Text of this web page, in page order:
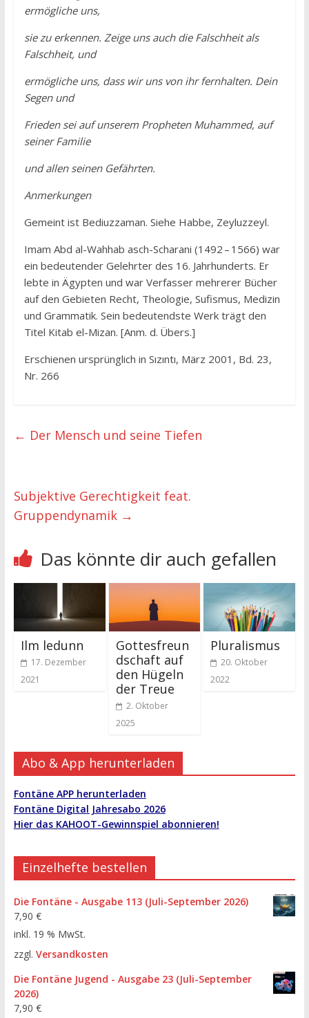
ermögliche uns,
sie zu erkennen. Zeige uns auch die Falschheit als
Falschheit, und
ermögliche uns, dass wir uns von ihr fernhalten. Dein
Segen und
Frieden sei auf unserem Propheten Muhammed, auf
seiner Familie
und allen seinen Gefährten.
Anmerkungen
Gemeint ist Bediuzzaman. Siehe Habbe, Zeyluzzeyl.
Imam Abd al-Wahhab asch-Scharani (1492 – 1566) war
ein bedeutender Gelehrter des 16. Jahrhunderts. Er
lebte in Ägypten und war Verfasser mehrerer Bücher
auf den Gebieten Recht, Theologie, Sufismus, Medizin
und Grammatik. Sein bedeutendste Werk trägt den
Titel Kitab el-Mizan. [Anm. d. Übers.]
Erschienen ursprünglich in Sızıntı, März 2001, Bd. 23,
Nr. 266
← Der Mensch und seine Tiefen
Subjektive Gerechtigkeit feat.
Gruppendynamik →
Das könnte dir auch gefallen
Ilm ledunn
17. Dezember
2021
Gottesfreun
dschaft auf
den Hügeln
der Treue
2. Oktober
2025
Pluralismus
20. Oktober
2022
Abo & App herunterladen
Fontäne APP herunterladen
Fontäne Digital Jahresabo 2026
Hier das KAHOOT-Gewinnspiel abonnieren!
Einzelhefte bestellen
Die Fontäne - Ausgabe 113 (Juli-September 2026)
7,90 €
inkl. 19 % MwSt.
zzgl. Versandkosten
Die Fontäne Jugend - Ausgabe 23 (Juli-September
2026)
7,90 €